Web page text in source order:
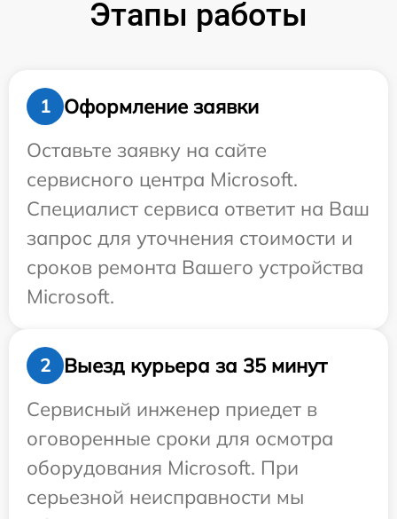
Этапы работы
1
Оформление заявки
Оставьте заявку на сайте
сервисного центра Microsoft.
Специалист сервиса ответит на Ваш
запрос для уточнения стоимости и
сроков ремонта Вашего устройства
Microsoft.
2
Выезд курьера за 35 минут
Сервисный инженер приедет в
оговоренные сроки для осмотра
оборудования Microsoft. При
серьезной неисправности мы